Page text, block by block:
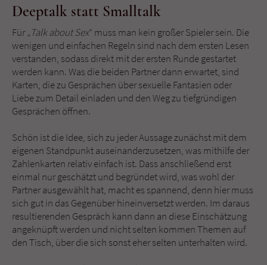
Deeptalk statt Smalltalk
Für „Talk about Sex“ muss man kein großer Spieler sein. Die
wenigen und einfachen Regeln sind nach dem ersten Lesen
verstanden, sodass direkt mit der ersten Runde gestartet
werden kann. Was die beiden Partner dann erwartet, sind
Karten, die zu Gesprächen über sexuelle Fantasien oder
Liebe zum Detail einladen und den Weg zu tiefgründigen
Gesprächen öffnen.
Schön ist die Idee, sich zu jeder Aussage zunächst mit dem
eigenen Standpunkt auseinanderzusetzen, was mithilfe der
Zahlenkarten relativ einfach ist. Dass anschließend erst
einmal nur geschätzt und begründet wird, was wohl der
Partner ausgewählt hat, macht es spannend, denn hier muss
sich gut in das Gegenüber hineinversetzt werden. Im daraus
resultierenden Gespräch kann dann an diese Einschätzung
angeknüpft werden und nicht selten kommen Themen auf
den Tisch, über die sich sonst eher selten unterhalten wird.